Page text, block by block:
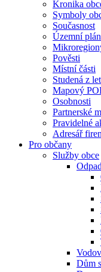
Kronika
Symboly
Současnost
Územní plán
Pověsti
Místní části
Studená z
Mapový
Osobnosti
Partnerské
Pravidelné
Adresář
Pro občany
Služby obce
Dům